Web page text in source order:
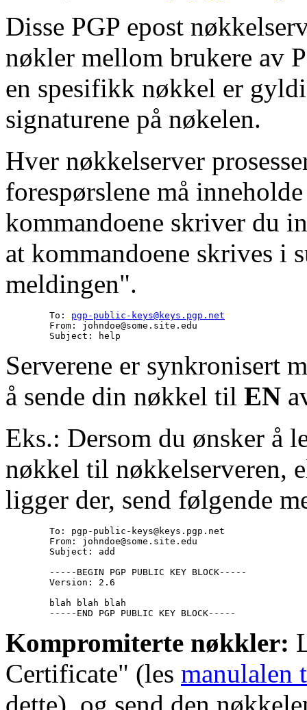
Disse PGP epost
nøkler mellom brukere av
en spesifikk nøkkel er
signaturene på nøkelen.
Hver nøkkelserver
forespørslene må
kommandoene skriver du
at kommandoene skrives i
meldingen".
        To:
pgp-public-keys@keys.pgp.net
        From: johndoe@some.site.edu
Serverene er synkronisert
å sende din nøkkel til EN
Eks.: Dersom du ønsker å
nøkkel til nøkkelserveren,
ligger der, send følgende
        To: pgp-public-keys@keys.pgp.net
        From: johndoe@some.site.edu
        Subject: add
        -----BEGIN PGP PUBLIC KEY BLOCK-----
        Version: 2.6
        blah blah blah
Kompromiterte nøkkler:
Certificate" (les manulalen
dette), og send den